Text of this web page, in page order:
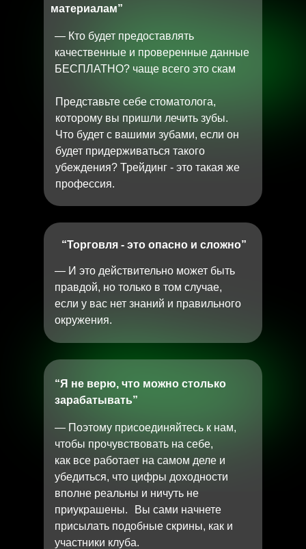
материалам”
“Торговля - это опасно и сложно”
“Я не верю, что можно столько
зарабатывать”
— Кто будет предоставлять
качественные и проверенные данные
БЕСПЛАТНО? чаще всего это скам
— И это действительно может быть
правдой, но только в том случае,
если у вас нет знаний и правильного
окружения.
— Поэтому присоединяйтесь к нам,
чтобы прочувствовать на себе,
как все работает на самом деле и
убедиться, что цифры доходности
вполне реальны и ничуть не
приукрашены. Вы сами начнете
присылать подобные скрины, как и
участники клуба.
Представьте себе стоматолога,
которому вы пришли лечить зубы.
Что будет с вашими зубами, если он
будет придерживаться такого
убеждения? Трейдинг - это такая же
профессия.